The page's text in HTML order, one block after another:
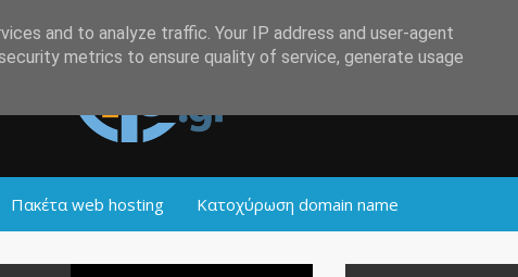
Πακέτα web hosting Κατοχύρωση domain name
and to analyze traffic. Your IP address and user-agent
metrics to ensure quality of service, generate usage